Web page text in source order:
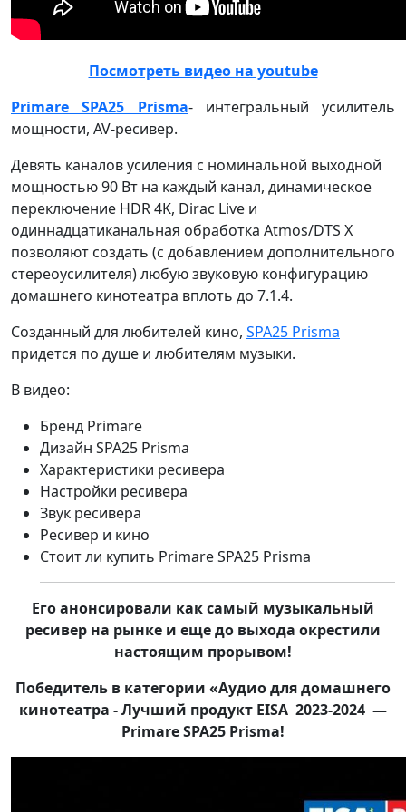
Посмотреть видео на youtube
Primare SPA25 Prisma- интегральный усилитель
мощности, AV-ресивер.
Девять каналов усиления с номинальной выходной
мощностью 90 Вт на каждый канал, динамическое
переключение HDR 4K, Dirac Live и
одиннадцатиканальная обработка Atmos/DTS X
позволяют создать (с добавлением дополнительного
стереоусилителя) любую звуковую конфигурацию
домашнего кинотеатра вплоть до 7.1.4.
Созданный для любителей кино, SPA25 Prisma
придется по душе и любителям музыки.
В видео:
Бренд Primare
Дизайн SPA25 Prisma
Характеристики ресивера
Настройки ресивера
Звук ресивера
Ресивер и кино
Стоит ли купить Primare SPA25 Prisma
Его анонсировали как самый музыкальный
ресивер на рынке и еще до выхода окрестили
настоящим прорывом!
Победитель в категории «Аудио для домашнего
кинотеатра - Лучший продукт EISA 2023-2024 —
Primare SPA25 Prisma!